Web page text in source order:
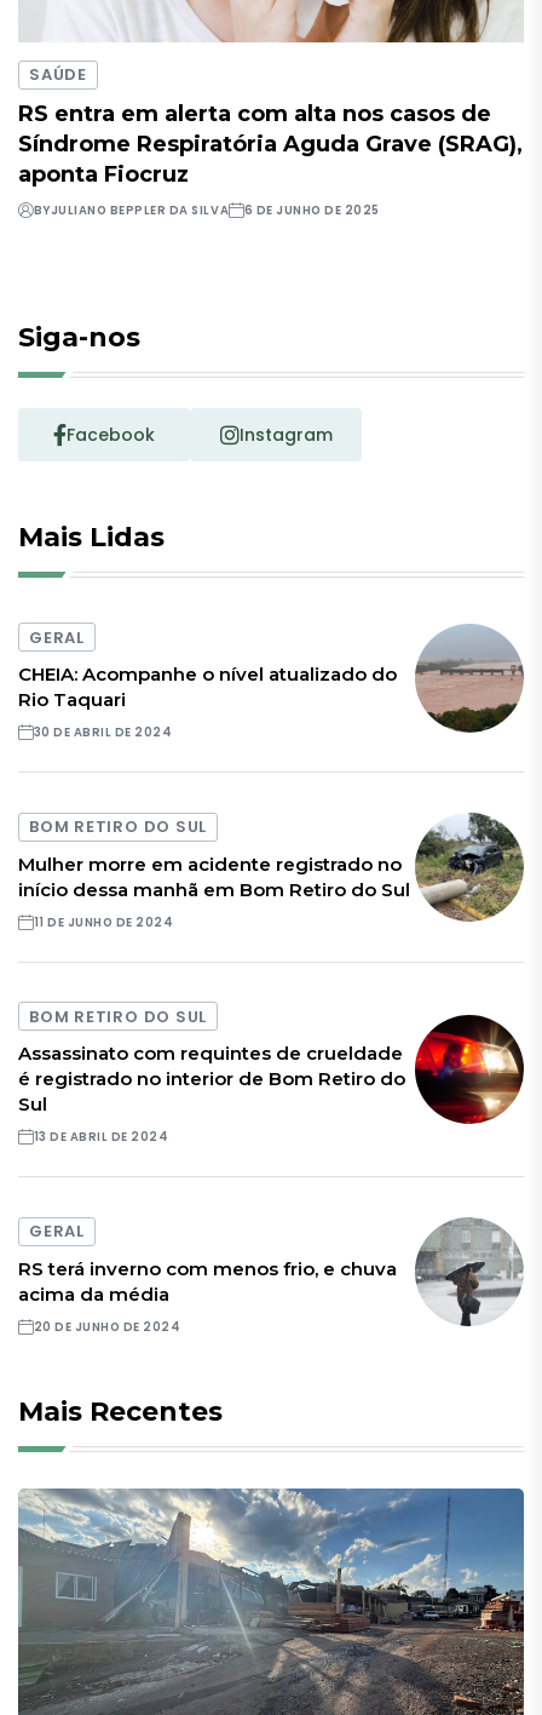
SAÚDE
RS entra em alerta com alta nos casos de
Síndrome Respiratória Aguda Grave (SRAG),
aponta Fiocruz
BYJULIANO BEPPLER DA SILVA 6 DE JUNHO DE 2025
Siga-nos
Facebook Instagram
Mais Lidas
GERAL
CHEIA: Acompanhe o nível atualizado do
Rio Taquari
30 DE ABRIL DE 2024
BOM RETIRO DO SUL
Mulher morre em acidente registrado no
início dessa manhã em Bom Retiro do Sul
11 DE JUNHO DE 2024
BOM RETIRO DO SUL
Assassinato com requintes de crueldade
é registrado no interior de Bom Retiro do
Sul
13 DE ABRIL DE 2024
GERAL
RS terá inverno com menos frio, e chuva
acima da média
20 DE JUNHO DE 2024
Mais Recentes